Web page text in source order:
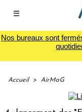
☰
Nos bureaux sont
Accueil > AirMaG